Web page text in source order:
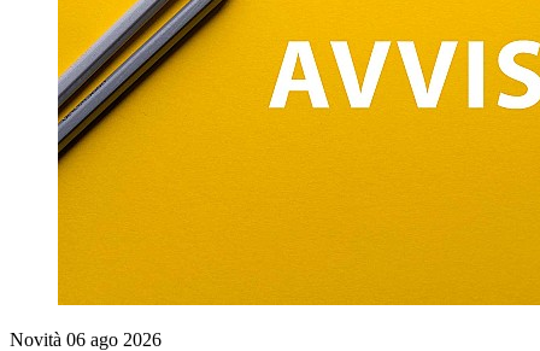
Novità 06 ago 2026